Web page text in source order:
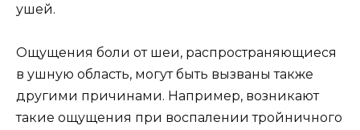
ушей.
Ощущения боли от шеи, распространяющиеся
в ушную область, могут быть вызваны также
другими причинами. Например, возникают
такие ощущения при воспалении тройничного